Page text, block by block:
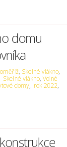
domu
, Skelné vlákno,
Skelné vlákno,Volné
domy, rok 2022,